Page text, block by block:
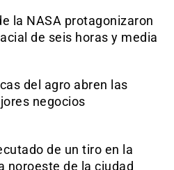
la NASA protagonizaron
de seis horas y media
del agro abren las
negocios
de un tiro en la
noroeste de la ciudad